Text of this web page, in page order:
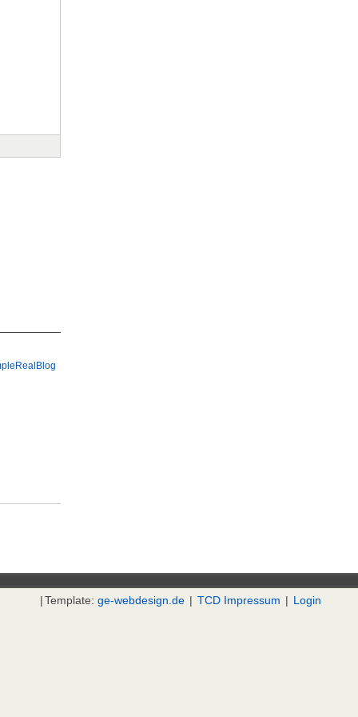
|Template: ge-webdesign.de | TCD Impressum | Login